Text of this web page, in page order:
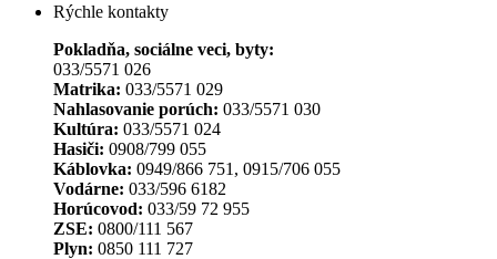
Rýchle kontakty
Pokladňa, sociálne veci, byty:
033/5571 026
Matrika: 033/5571 029
Nahlasovanie porúch: 033/5571 030
Kultúra: 033/5571 024
Hasiči: 0908/799 055
Káblovka: 0949/866 751, 0915/706 055
Vodárne: 033/596 6182
Horúcovod: 033/59 72 955
ZSE: 0800/111 567
Plyn: 0850 111 727